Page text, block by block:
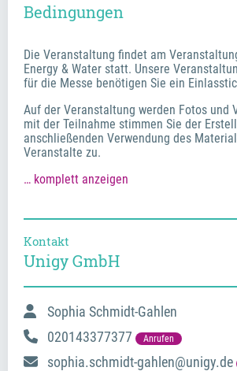
Bedingungen
Die Veranstaltung findet am
Energy & Water statt. Unsere
für die Messe benötigen Sie ein
Auf der Veranstaltung werden Fotos und
mit der Teilnahme stimmen Sie der
anschließenden Verwendung des
Veranstalte zu.
… komplett anzeigen
Kontakt
Unigy GmbH
Sophia Schmidt-Gahlen
020143377377
Anrufen
sophia.schmidt-gahlen@unigy.de